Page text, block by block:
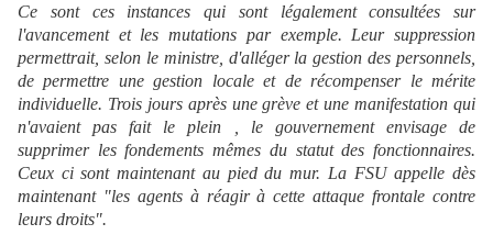
Ce sont ces instances qui sont légalement consultées sur
l'avancement et les mutations par exemple. Leur suppression
permettrait, selon le ministre, d'alléger la gestion des personnels,
de permettre une gestion locale et de récompenser le mérite
individuelle. Trois jours après une grève et une manifestation qui
n'avaient pas fait le plein , le gouvernement envisage de
supprimer les fondements mêmes du statut des fonctionnaires.
Ceux ci sont maintenant au pied du mur. La FSU appelle dès
maintenant "les agents à réagir à cette attaque frontale contre
leurs droits".